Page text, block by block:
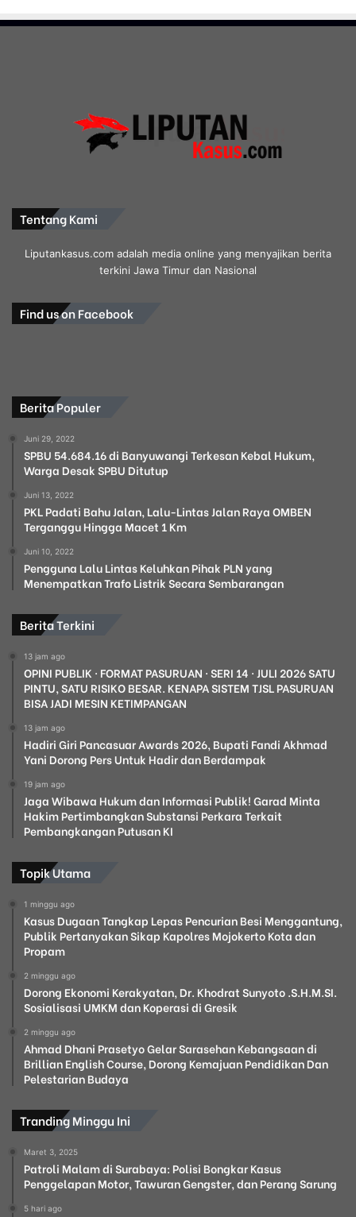
Tentang Kami
Liputankasus.com adalah media online yang menyajikan berita
terkini Jawa Timur dan Nasional
Find us on Facebook
Berita Populer
Juni 29, 2022
SPBU 54.684.16 di Banyuwangi Terkesan Kebal Hukum,
Warga Desak SPBU Ditutup
Juni 13, 2022
PKL Padati Bahu Jalan, Lalu-Lintas Jalan Raya OMBEN
Terganggu Hingga Macet 1 Km
Juni 10, 2022
Pengguna Lalu Lintas Keluhkan Pihak PLN yang
Menempatkan Trafo Listrik Secara Sembarangan
Berita Terkini
13 jam ago
OPINI PUBLIK · FORMAT PASURUAN · SERI 14 · JULI 2026 SATU
PINTU, SATU RISIKO BESAR. KENAPA SISTEM TJSL PASURUAN
BISA JADI MESIN KETIMPANGAN
13 jam ago
Hadiri Giri Pancasuar Awards 2026, Bupati Fandi Akhmad
Yani Dorong Pers Untuk Hadir dan Berdampak
19 jam ago
Jaga Wibawa Hukum dan Informasi Publik! Garad Minta
Hakim Pertimbangkan Substansi Perkara Terkait
Pembangkangan Putusan KI
Topik Utama
1 minggu ago
Kasus Dugaan Tangkap Lepas Pencurian Besi Menggantung,
Publik Pertanyakan Sikap Kapolres Mojokerto Kota dan
Propam
2 minggu ago
Dorong Ekonomi Kerakyatan, Dr. Khodrat Sunyoto .S.H.M.SI.
Sosialisasi UMKM dan Koperasi di Gresik
2 minggu ago
Ahmad Dhani Prasetyo Gelar Sarasehan Kebangsaan di
Brillian English Course, Dorong Kemajuan Pendidikan Dan
Pelestarian Budaya
Tranding Minggu Ini
Maret 3, 2025
Patroli Malam di Surabaya: Polisi Bongkar Kasus
Penggelapan Motor, Tawuran Gengster, dan Perang Sarung
5 hari ago